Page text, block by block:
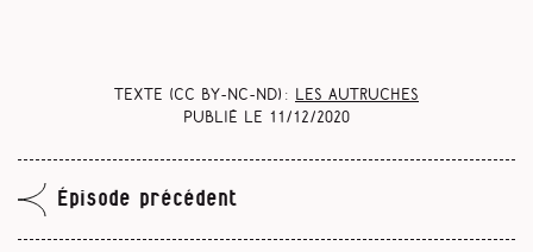
Texte (CC BY-NC-ND) :
Les Autruches
Publié le 11/12/2020
Épisode précédent